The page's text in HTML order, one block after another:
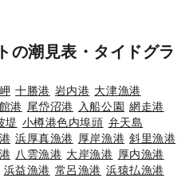
の潮見表・タイドグラ
十勝港 岩内港 大津漁港
港 尾岱沼港 入船公園 網走港
堤 小樽港色内埠頭 弁天島
浜厚真漁港 厚岸漁港 斜里漁港
八雲漁港 大岸漁港 厚内漁港
浜益漁港 常呂漁港 浜猿払漁港